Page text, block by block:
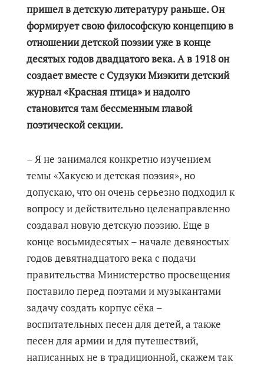
пришел в детскую литературу раньше. Он
формирует свою философскую концепцию в
отношении детской поэзии уже в конце
десятых годов двадцатого века. А в 1918 он
создает вместе с Судзуки Миэкити детский
журнал «Красная птица» и надолго
становится там бессменным главой
поэтической секции.
– Я не занимался конкретно изучением
темы «Хакусю и детская поэзия», но
допускаю, что он очень серьезно подходил к
вопросу и действительно целенаправленно
создавал новую детскую поэзию. Еще в
конце восьмидесятых – начале девяностых
годов девятнадцатого века с подачи
правительства Министерство просвещения
поставило перед поэтами и музыкантами
задачу создать корпус сёка –
воспитательных песен для детей, а также
песен для армии и для путешествий,
написанных не в традиционной, скажем так